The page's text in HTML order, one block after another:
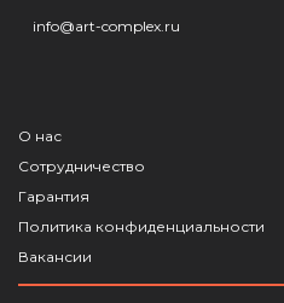
info@art-complex.ru
О нас
Сотрудничество
Гарантия
Политика конфиденциальности
Вакансии